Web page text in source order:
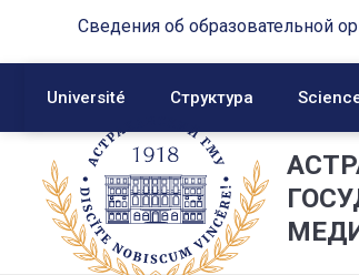
Сведения об образовательной
Université Структура